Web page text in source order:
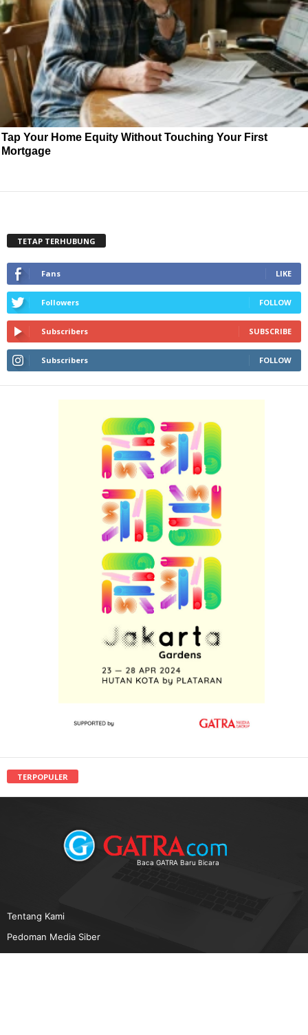
Tap Your Home Equity Without Touching Your First
Mortgage
TETAP TERHUBUNG
Fans LIKE
Followers FOLLOW
Subscribers SUBSCRIBE
Subscribers FOLLOW
TERPOPULER
Baca GATRA Baru Bicara
Tentang Kami
Pedoman Media Siber